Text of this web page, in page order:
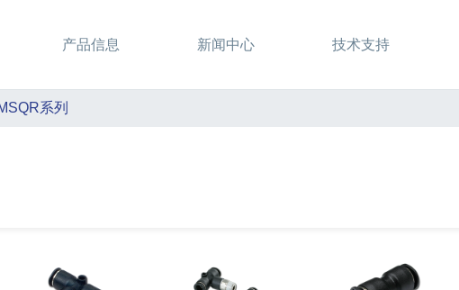
产品信息 新闻中心 技术支持
系列